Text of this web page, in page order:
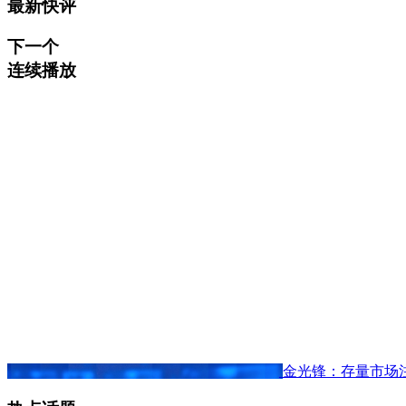
最新快评
下一个
连续播放
金光锋：存量市场